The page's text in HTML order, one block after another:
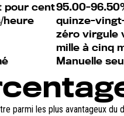
pour cent95.00-
heure quinze-
zéro virgule
mille à cinq
Manuelle
parmi les plus avantageux